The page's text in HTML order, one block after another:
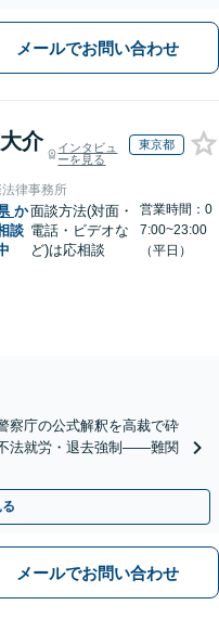
メールでお問い合わせ
介
インタビュ
ーを見る
東京都
律事務所
か
談
面談方法(対面・
電話・ビデオな
ど)は応相談
営業時間：0
7:00~23:00
（平日）
察庁の公式解釈を高裁で砕
法就労・退去強制——難関
メールでお問い合わせ